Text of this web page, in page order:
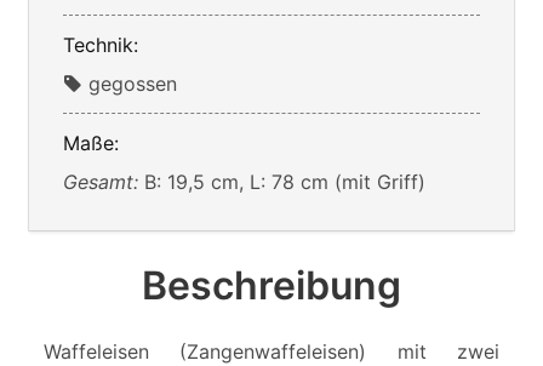
Technik:
gegossen
Maße:
Gesamt: B: 19,5 cm, L: 78 cm (mit Griff)
Beschreibung
Waffeleisen (Zangenwaffeleisen) mit zwei